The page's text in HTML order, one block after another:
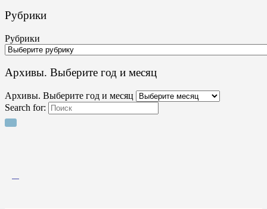
Рубрики
Рубрики
Архивы. Выберите год и месяц
Архивы. Выберите год и месяц
Search for: